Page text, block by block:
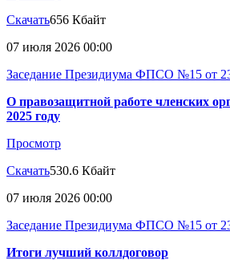
Скачать656 Кбайт
07 июля 2026 00:00
Заседание Президиума ФПСО №15 от 23
О правозащитной работе членских
2025 году
Просмотр
Скачать530.6 Кбайт
07 июля 2026 00:00
Заседание Президиума ФПСО №15 от 23
Итоги лучший коллдоговор